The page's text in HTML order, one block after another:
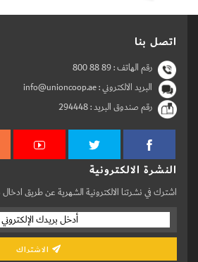
اتصل بنا
رقم الهاتف :800 88 89
البريد الالكتروني : info@unioncoop.ae
رقم صندوق البريد :294448
النشرة الالكترونية
اشترك في نشرتنا الالكترونية الشهرية عن طريق ادخال